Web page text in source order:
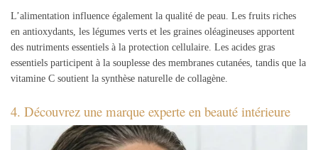
L’alimentation influence également la qualité de peau. Les fruits riches
en antioxydants, les légumes verts et les graines oléagineuses apportent
des nutriments essentiels à la protection cellulaire. Les acides gras
essentiels participent à la souplesse des membranes cutanées, tandis que la
vitamine C soutient la synthèse naturelle de collagène.
4. Découvrez une marque experte en beauté intérieure